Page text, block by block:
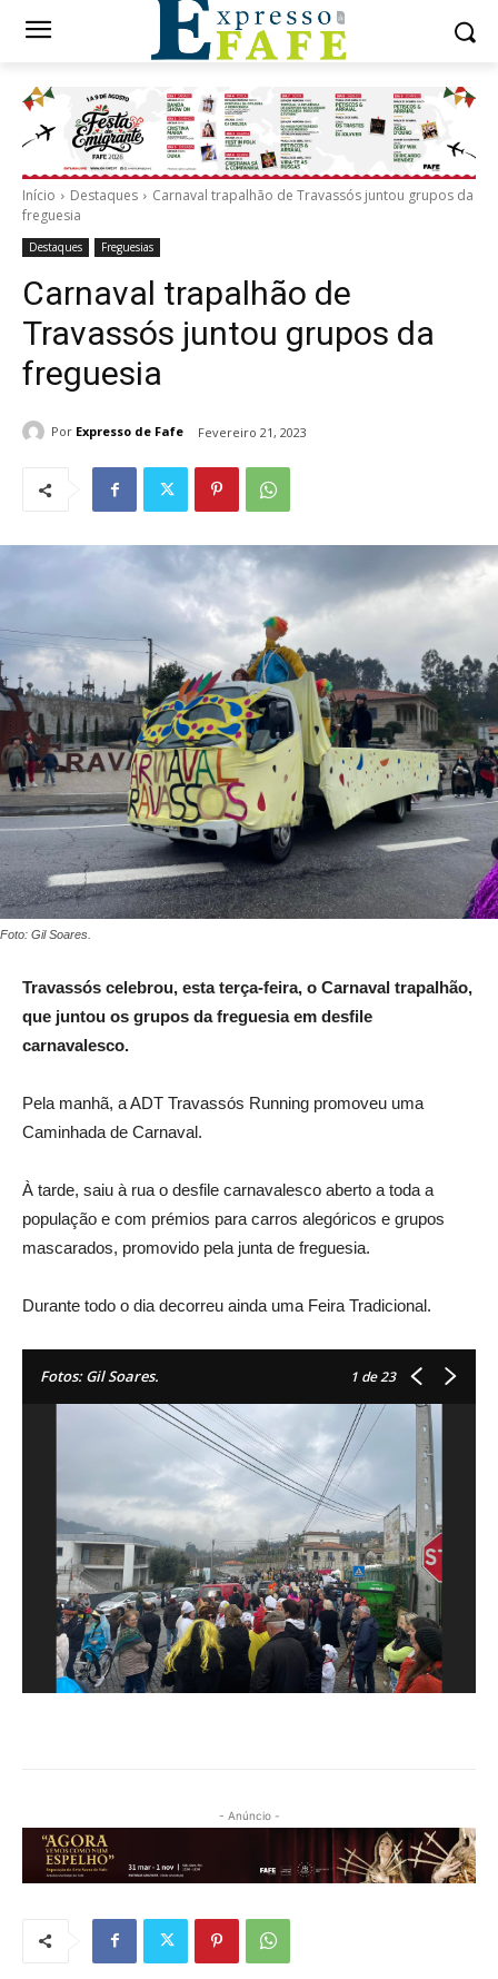
Início Destaques
Carnaval trapalhão de Travassós juntou grupos da
freguesia
Destaques Freguesias
Carnaval trapalhão de
Travassós juntou grupos da
freguesia
Por Expresso de Fafe Fevereiro 21, 2023
Foto: Gil Soares.
Travassós celebrou, esta terça-feira, o Carnaval trapalhão,
que juntou os grupos da freguesia em desfile
carnavalesco.
Pela manhã, a ADT Travassós Running promoveu uma
Caminhada de Carnaval.
À tarde, saiu à rua o desfile carnavalesco aberto a toda a
população e com prémios para carros alegóricos e grupos
mascarados, promovido pela junta de freguesia.
Durante todo o dia decorreu ainda uma Feira Tradicional.
Fotos: Gil Soares. 1 de 23
- Anúncio -